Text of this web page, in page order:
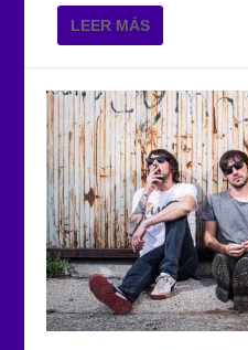
LEER MÁS